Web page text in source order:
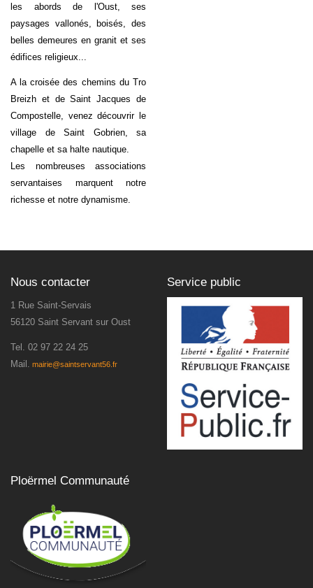
les abords de l'Oust, ses
paysages vallonés, boisés, des
belles demeures en granit et ses
édifices religieux...
A la croisée des chemins du Tro
Breizh et de Saint Jacques de
Compostelle, venez découvrir le
village de Saint Gobrien, sa
chapelle et sa halte nautique.
Les nombreuses associations
servantaises marquent notre
richesse et notre dynamisme.
Nous contacter
1 Rue Saint-Servais
56120 Saint Servant sur Oust
Tel. 02 97 22 24 25
Mail.
mairie@saintservant56.fr
Service public
Ploërmel Communauté